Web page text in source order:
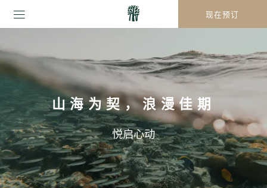
现在预订
山海为契，浪漫佳期
悦启心动